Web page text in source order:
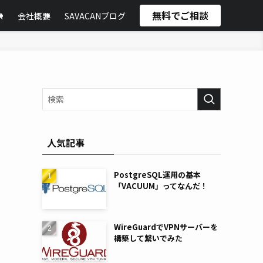
会社概要 SAVACANブログ 無料でご相談
人気記事
PostgreSQL運用の基本
「VACUUM」ってなんだ！
WireGuardでVPNサーバーを
構築して繋いでみた